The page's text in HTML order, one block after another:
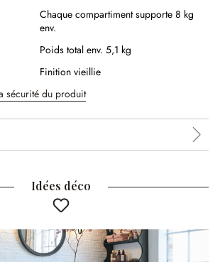
Chaque compartiment supporte 8 kg
env.
Poids total env. 5,1 kg
Finition vieillie
sécurité du produit
Idées déco